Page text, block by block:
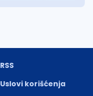
RSS
Uslovi korišćenja